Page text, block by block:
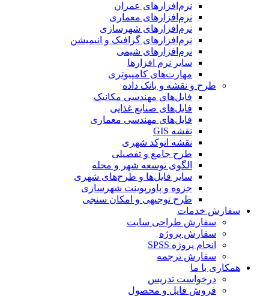
نرم‌افزارهای عمران
نرم‌افزارهای معماری
نرم‌افزارهای شهرسازی
نرم‌افزارهای گرافیک و انیمیشن
نرم‌افزارهای شیمی
سایر نرم افزارها
مهارت‌های کامپیوتری
طرح و نقشه و بانک داده
فایل‌های مهندسی مکانیک
فایل‌های صنایع غذایی
فایل‌های مهندسی معماری
نقشه GIS
نقشه اتوکد شهری
طرح جامع و تفصیلی
الگوی توسعه شهر و محله
سایر فایل‌ها و طرح‌های شهری
جزوه و پاورپوینت شهرسازی
طرح توجیهی و امکان سنجی
سفارش خدمات
سفارش طراحی سایت
سفارش پروژه
انجام پروژه SPSS
سفارش ترجمه
همکاری با ما
درخواست تدریس
فروش فایل و محصول